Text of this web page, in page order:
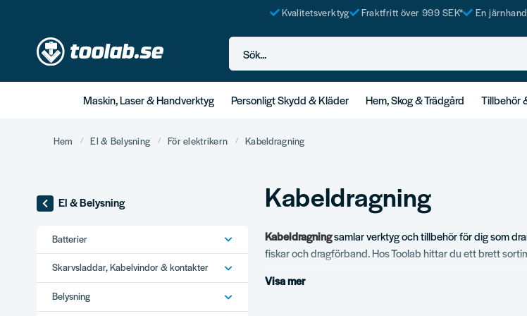
Kvalitetsverktyg Fraktfritt över 999 SEK* En
Sök...
Maskin, Laser & Handverktyg Personligt Skydd & Kläder Hem, Skog & Trädgård Tillbehör
Hem El & Belysning För elektrikern Kabeldragning
El & Belysning
Batterier
Skarvsladdar, Kabelvindor & kontakter
Belysning
Kabeldragning
Kabeldragningsamlar verktyg och tillbehör för dig som
fiskar och dragförband. Hos Toolab hittar du ett brett
Visa mer